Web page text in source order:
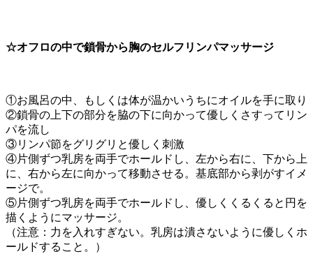
☆オフロの中で鎖骨から胸のセルフリンパマッサージ
①お風呂の中、もしくは体が温かいうちにオイルを手に取り
②鎖骨の上下の部分を脇の下に向かって優しくさすってリン
パを流し
③リンパ節をグリグリと優しく刺激
④片側ずつ乳房を両手でホールドし、左から右に、下から上
に、右から左に向かって移動させる。基底部から剥がすイメ
ージで。
⑤片側ずつ乳房を両手でホールドし、優しくくるくると円を
描くようにマッサージ。
（注意：力を入れすぎない。乳房は潰さないように優しくホ
ールドすること。）